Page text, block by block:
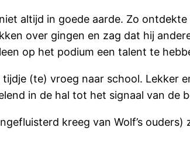
altijd in goede aarde. Zo
over gingen en zag dat hij
op het podium een talent te
(te) vroeg naar school. Lekker
in de hal tot het signaal van de
kreeg van Wolf’s